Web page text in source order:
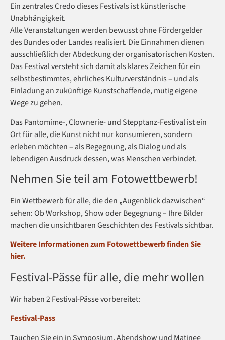
Ein zentrales Credo dieses Festivals ist künstlerische
Unabhängigkeit.
Alle Veranstaltungen werden bewusst ohne Fördergelder
des Bundes oder Landes realisiert. Die Einnahmen dienen
ausschließlich der Abdeckung der organisatorischen Kosten.
Das Festival versteht sich damit als klares Zeichen für ein
selbstbestimmtes, ehrliches Kulturverständnis – und als
Einladung an zukünftige Kunstschaffende, mutig eigene
Wege zu gehen.
Das Pantomime-, Clownerie- und Stepptanz-Festival ist ein
Ort für alle, die Kunst nicht nur konsumieren, sondern
erleben möchten – als Begegnung, als Dialog und als
lebendigen Ausdruck dessen, was Menschen verbindet.
Nehmen Sie teil am Fotowettbewerb!
Ein Wettbewerb für alle, die den „Augenblick dazwischen“
sehen: Ob Workshop, Show oder Begegnung – Ihre Bilder
machen die unsichtbaren Geschichten des Festivals sichtbar.
Weitere Informationen zum Fotowettbewerb finden Sie
hier.
Festival-Pässe für alle, die mehr wollen
Wir haben 2 Festival-Pässe vorbereitet:
Festival-Pass
Tauchen Sie ein in Symposium, Abendshow und Matinee